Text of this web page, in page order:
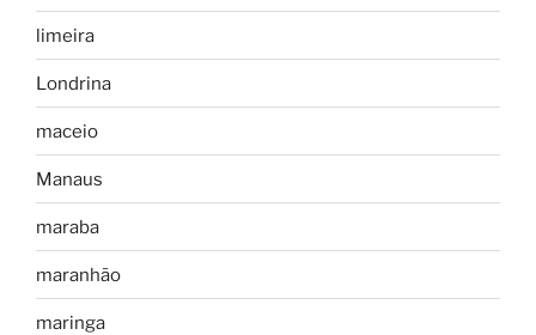
limeira
Londrina
maceio
Manaus
maraba
maranhão
maringa